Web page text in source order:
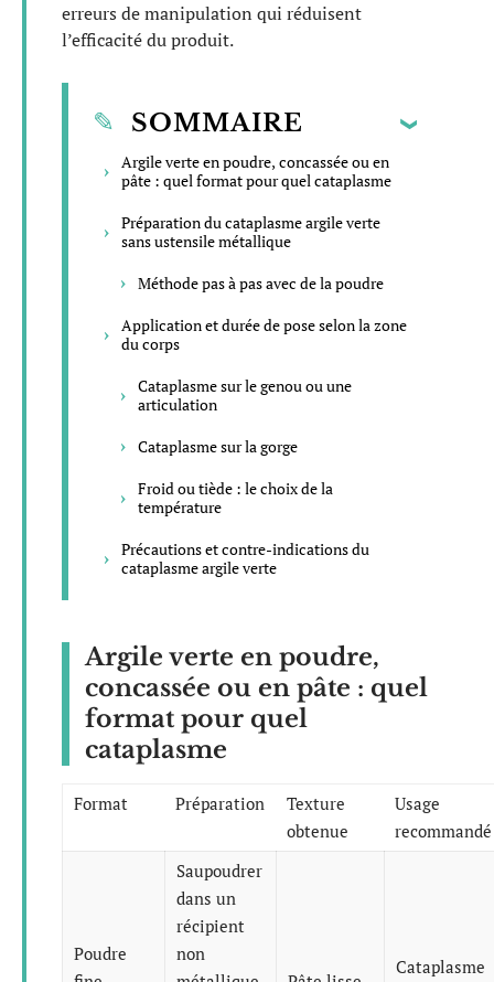
erreurs de manipulation qui réduisent
l’efficacité du produit.
SOMMAIRE
Argile verte en poudre, concassée ou en
pâte : quel format pour quel cataplasme
Préparation du cataplasme argile verte
sans ustensile métallique
Méthode pas à pas avec de la poudre
Application et durée de pose selon la zone
du corps
Cataplasme sur le genou ou une
articulation
Cataplasme sur la gorge
Froid ou tiède : le choix de la
température
Précautions et contre-indications du
cataplasme argile verte
Argile verte en poudre,
concassée ou en pâte : quel
format pour quel
cataplasme
Format Préparation
Texture
obtenue
Usage
recommandé
Poudre
Saupoudrer
dans un
récipient
non
Cataplasme